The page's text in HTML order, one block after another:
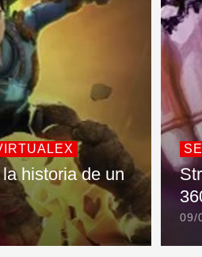
historia de un
09/